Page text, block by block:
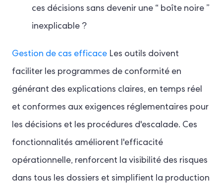
ces décisions sans devenir une “ boîte noire ”
inexplicable ?
Gestion de cas efficace Les outils doivent
faciliter les programmes de conformité en
générant des explications claires, en temps réel
et conformes aux exigences réglementaires pour
les décisions et les procédures d'escalade. Ces
fonctionnalités améliorent l'efficacité
opérationnelle, renforcent la visibilité des risques
dans tous les dossiers et simplifient la production